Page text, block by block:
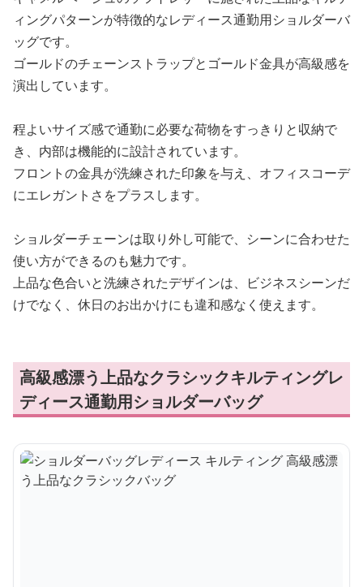
ィングパターンが特徴的なレディース通勤用ショルダーバ
ッグです。
ゴールドのチェーンストラップとゴールド金具が高級感を
演出しています。
程よいサイズ感で通勤に必要な荷物をすっきりと収納で
き、内部は機能的に設計されています。
フロントの金具が洗練された印象を与え、オフィスコーデ
にエレガントさをプラスします。
ショルダーチェーンは取り外し可能で、シーンに合わせた
使い方ができるのも魅力です。
上品な色合いと洗練されたデザインは、ビジネスシーンだ
けでなく、休日のお出かけにも違和感なく使えます。
高級感漂う上品なクラシックキルティングレ
ディース通勤用ショルダーバッグ